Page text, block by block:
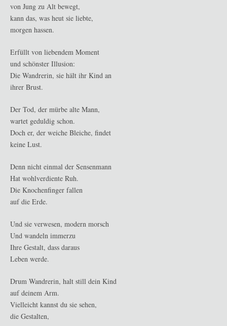
von Jung zu Alt bewegt,
kann das, was heut sie liebte,
morgen hassen.
Erfüllt von liebendem Moment
und schönster Illusion:
Die Wandrerin, sie hält ihr Kind an
ihrer Brust.
Der Tod, der mürbe alte Mann,
wartet geduldig schon.
Doch er, der weiche Bleiche, findet
keine Lust.
Denn nicht einmal der Sensenmann
Hat wohlverdiente Ruh.
Die Knochenfinger fallen
auf die Erde.
Und sie verwesen, modern morsch
Und wandeln immerzu
Ihre Gestalt, dass daraus
Leben werde.
Drum Wandrerin, halt still dein Kind
auf deinem Arm.
Vielleicht kannst du sie sehen,
die Gestalten,